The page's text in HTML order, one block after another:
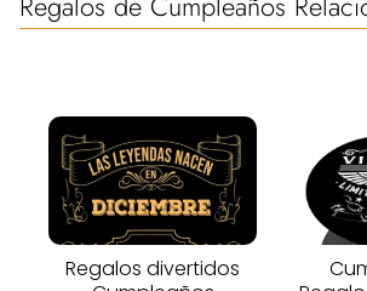
Regalos divertidos